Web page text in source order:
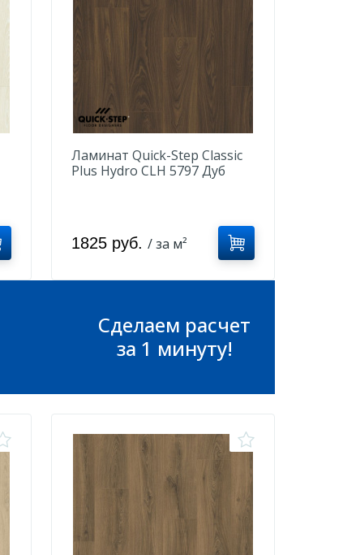
Ламинат Quick-Step Classic
Plus Hydro CLH 5797 Дуб
1825 руб. / за м²
Сделаем расчет
за 1 минуту!